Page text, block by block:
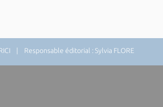
| Responsable éditorial : Sylvia FLORE